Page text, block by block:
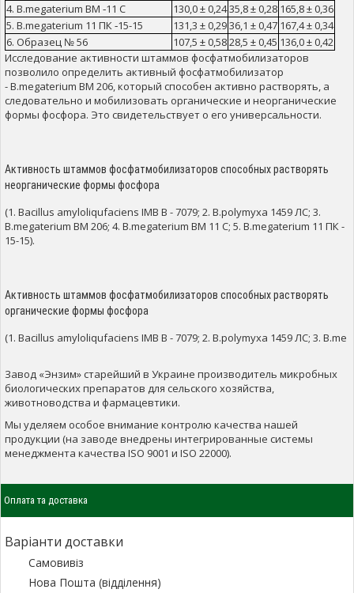
4. B.megaterium BM ‑11 C
130,0 ± 0,2435,8 ± 0,28 165,8 ± 0,36
5. B.megaterium 11 ПК ‑15-15
131,3 ± 0,2936,1 ± 0,47 167,4 ± 0,34
6. Образец № 56
107,5 ± 0,5828,5 ± 0,45 136,0 ± 0,42
Исследование активности штаммов фосфатмобилизаторов
позволило определить активный фосфатмобилизатор
- B.megaterium ВМ 206, который способен активно растворять, а
следовательно и мобилизовать органические и неорганические
формы фосфора. Это свидетельствует о его универсальности.
Активность штаммов фосфатмобилизаторов способных растворять
неорганические формы фосфора
(1. Bacillus amyloliqufaciens IMB B - 7079; 2. B.polymyxa 1459 ЛС; 3.
B.megaterium BМ 206; 4. B.megaterium BM 11 C; 5. B.megaterium 11 ПК -
15-15).
Активность штаммов фосфатмобилизаторов способных растворять
органические формы фосфора
(1. Bacillus amyloliqufaciens IMB B - 7079; 2. B.polymyxa 1459 ЛС; 3. B.me
Завод «Энзим» старейший в Украине производитель микробных
биологических препаратов для сельского хозяйства,
животноводства и фармацевтики.
Мы уделяем особое внимание контролю качества нашей
продукции (на заводе внедрены интегрированные системы
менеджмента качества ISO 9001 и ISO 22000).
Оплата та доставка
Варіанти доставки
Самовивіз
Нова Пошта (відділення)